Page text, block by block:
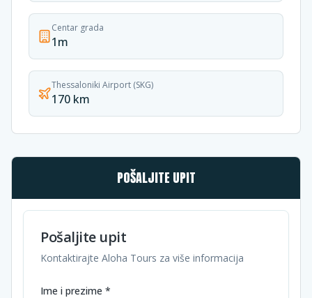
Centar grada
1m
Thessaloniki Airport (SKG)
170 km
POŠALJITE UPIT
Pošaljite upit
Kontaktirajte Aloha Tours za više informacija
Ime i prezime *